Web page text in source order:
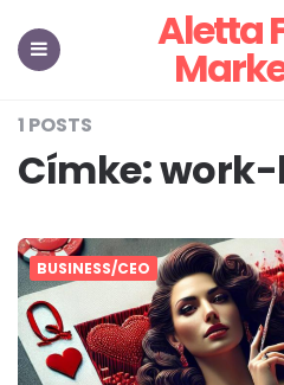
Aletta
1 POSTS
Címke:work-
BUSINESS/CEO